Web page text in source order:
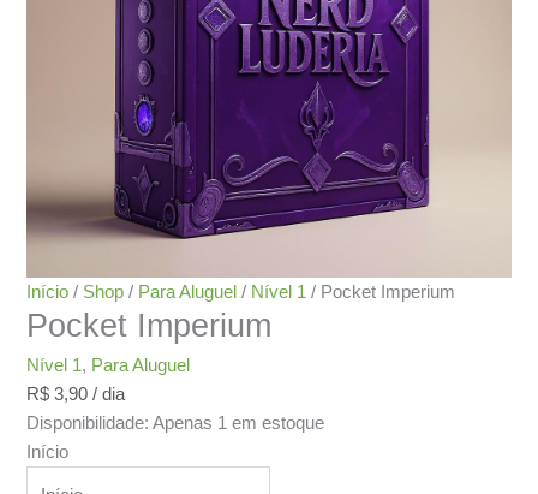
Início / Shop / Para Aluguel / Nível 1 / Pocket Imperium
Pocket Imperium
Nível 1, Para Aluguel
R$ 3,90 / dia
Disponibilidade: Apenas 1 em estoque
Início